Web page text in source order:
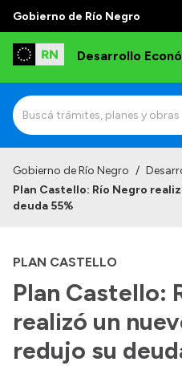
Gobierno de Río Negro
Desarrollo
Institucional
Autoridades
Delegaciones
Normativa
Gobierno de Río Negro /
Plan Castello: Río Negro
deuda 55%
PLAN CASTELLO
Plan Castello:
realizó un
redujo su